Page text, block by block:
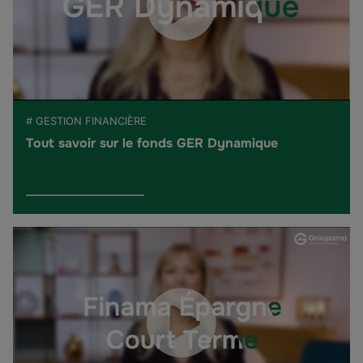
# GESTION FINANCIÈRE
Tout savoir sur le fonds GER Dynamique